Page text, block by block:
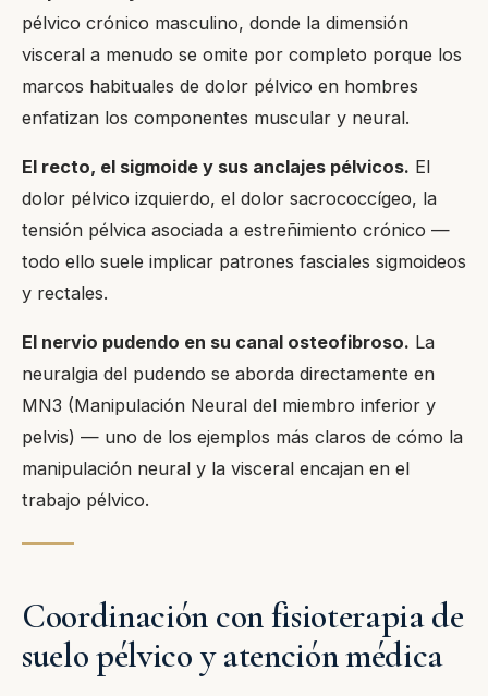
pélvico crónico masculino, donde la dimensión
visceral a menudo se omite por completo porque los
marcos habituales de dolor pélvico en hombres
enfatizan los componentes muscular y neural.
El recto, el sigmoide y sus anclajes pélvicos. El
dolor pélvico izquierdo, el dolor sacrococcígeo, la
tensión pélvica asociada a estreñimiento crónico —
todo ello suele implicar patrones fasciales sigmoideos
y rectales.
El nervio pudendo en su canal osteofibroso. La
neuralgia del pudendo se aborda directamente en
MN3 (Manipulación Neural del miembro inferior y
pelvis) — uno de los ejemplos más claros de cómo la
manipulación neural y la visceral encajan en el
trabajo pélvico.
Coordinación con fisioterapia de
suelo pélvico y atención médica